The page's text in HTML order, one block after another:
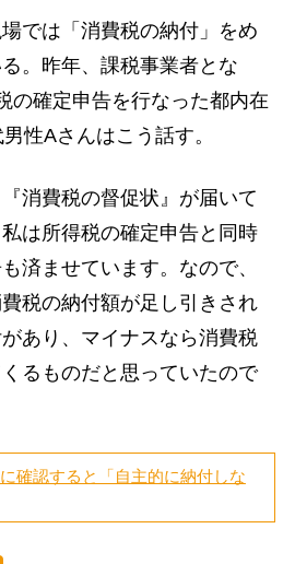
では「消費税の納付」をめ
。昨年、課税事業者とな
の確定申告を行なった都内在
性Aさんはこう話す。
『消費税の督促状』が届いて
は所得税の確定申告と同時
済ませています。なので、
税の納付額が足し引きされ
あり、マイナスなら消費税
るものだと思っていたので
確認すると「自主的に納付しな